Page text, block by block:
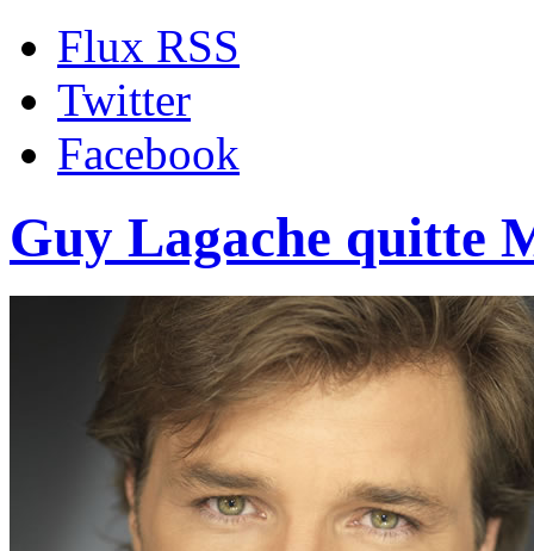
Flux RSS
Twitter
Facebook
Guy Lagache quitte